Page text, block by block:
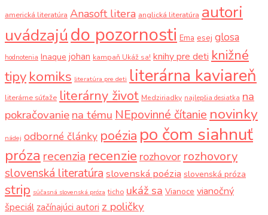
americká literatúra Anasoft litera anglická literatúra autori
uvádzajúdo pozornosti Ema esej glosa
hodnotenia Inaque johan kampaň Ukáž sa! knihy pre deti knižné
tipy komiks literatúra pre deti literárna kaviareň
literárne súťaže literárny život Medziriadky najlepšia desiatka na
pokračovaniena tému NEpovinné čítanie novinky
nádej odborné články poézia po čom siahnuť
próza recenzia recenzie rozhovor rozhovory
slovenská literatúra slovenská poézia slovenská próza
strip súčasná slovenská próza ticho ukáž sa Vianoce vianočný
špeciál začínajúci autori z poličky